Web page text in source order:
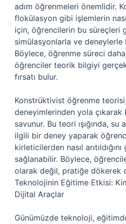
adım öğrenmeleri önemlidir.
flokülasyon gibi işlemlerin
için, öğrencilerin bu süreçleri
simülasyonlarla ve
Böylece, öğrenme süreci
öğrenciler teorik bilgiyi
fırsatı bulur.
Konstrüktivist öğrenme
deneyimlerinden yola
savunur. Bu teori ışığında,
ilgili bir deney yaparak
kirleticilerden nasıl
sağlanabilir. Böylece,
olarak değil, pratiğe dökerek
Teknolojinin Eğitime Etkisi:
Dijital Araçlar
Günümüzde teknoloji,